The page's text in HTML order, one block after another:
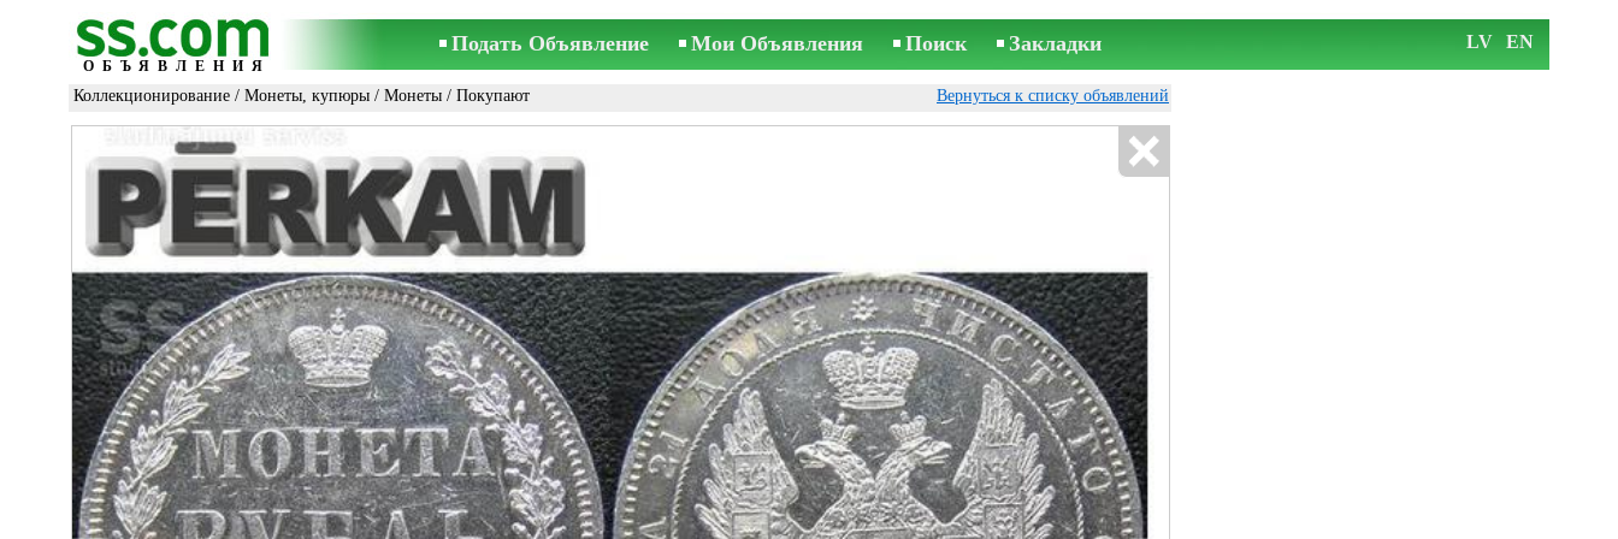
ОБЪЯВЛЕНИЯ
Подать Объявление Мои Объявления Поиск Закладки LV EN
Коллекционирование / Монеты, купюры / Монеты / Покупают Вернуться к списку объявлений